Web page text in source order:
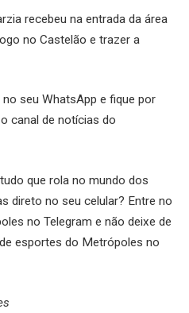
recebeu na entrada da área
no Castelão e trazer a
seu WhatsApp e fique por
canal de notícias do
que rola no mundo dos
direto no seu celular? Entre no
no Telegram e não deixe de
esportes do Metrópoles no